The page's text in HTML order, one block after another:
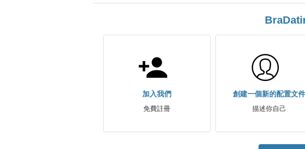
加入我們
免費註冊
創建一個新的配置文件
描述你自己